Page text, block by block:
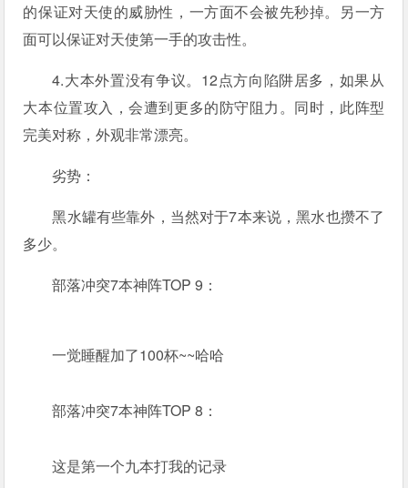
的保证对天使的威胁性，一方面不会被先秒掉。另一方
面可以保证对天使第一手的攻击性。
4.大本外置没有争议。12点方向陷阱居多，如果从
大本位置攻入，会遭到更多的防守阻力。同时，此阵型
完美对称，外观非常漂亮。
劣势：
黑水罐有些靠外，当然对于7本来说，黑水也攒不了
多少。
部落冲突7本神阵TOP 9：
一觉睡醒加了100杯~~哈哈
部落冲突7本神阵TOP 8：
这是第一个九本打我的记录